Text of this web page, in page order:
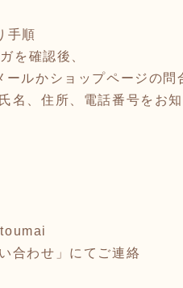
手順
を確認後、
ルかショップページの問
名、住所、電話番号をお
合わせ」にてご連絡